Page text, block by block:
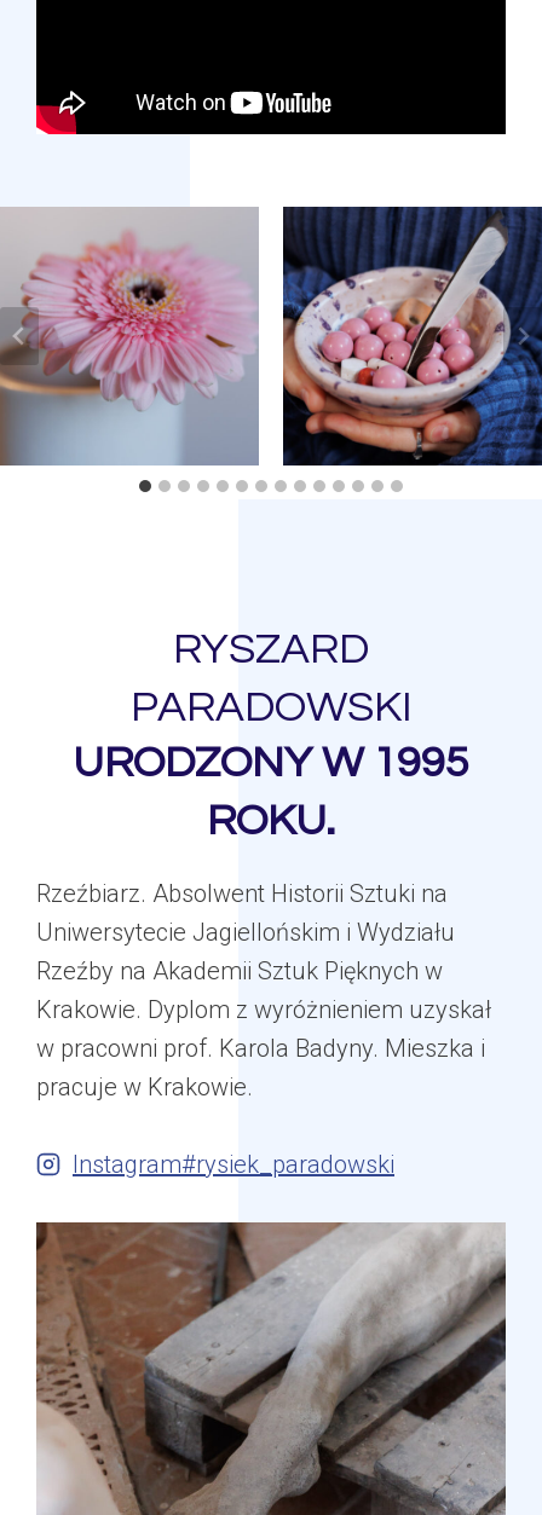
RYSZARD
PARADOWSKI
URODZONY W 1995
ROKU.
Rzeźbiarz. Absolwent Historii Sztuki na
Uniwersytecie Jagiellońskim i Wydziału
Rzeźby na Akademii Sztuk Pięknych w
Krakowie. Dyplom z wyróżnieniem uzyskał
w pracowni prof. Karola Badyny. Mieszka i
pracuje w Krakowie.
Instagram#rysiek_paradowski